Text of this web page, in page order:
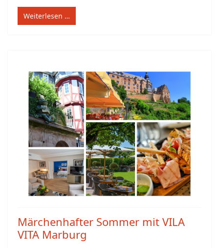
Weiterlesen …
Märchenhafter Sommer mit VILA
VITA Marburg